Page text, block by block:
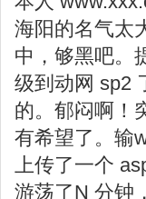
海阳的名气太
中，够黑吧。
级到动网 sp2
的。郁闷啊！
有希望了。输
上传了一个
游荡了N 分钟